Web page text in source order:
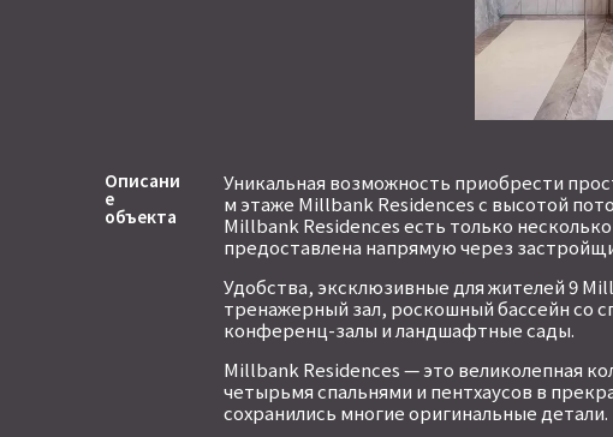
Описани
е
объекта
Уникальная возможность приобрести
м этаже Millbank Residences с высотой
Millbank Residences есть только
предоставлена напрямую через
Удобства, эксклюзивные для жителей 9
тренажерный зал, роскошный бассейн со
конференц-залы и ландшафтные сады.
Millbank Residences — это великолепная
четырьмя спальнями и пентхаусов в
сохранились многие оригинальные детали.